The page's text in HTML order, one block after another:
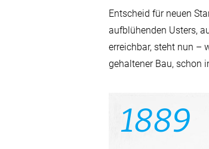
Entscheid für neuen
aufblühenden Usters,
erreichbar, steht nun –
gehaltener Bau, schon
1889